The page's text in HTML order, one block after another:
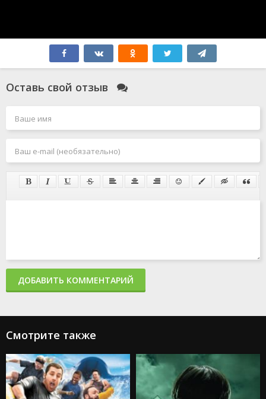
Оставь свой отзыв
ДОБАВИТЬ КОММЕНТАРИЙ
Смотрите также